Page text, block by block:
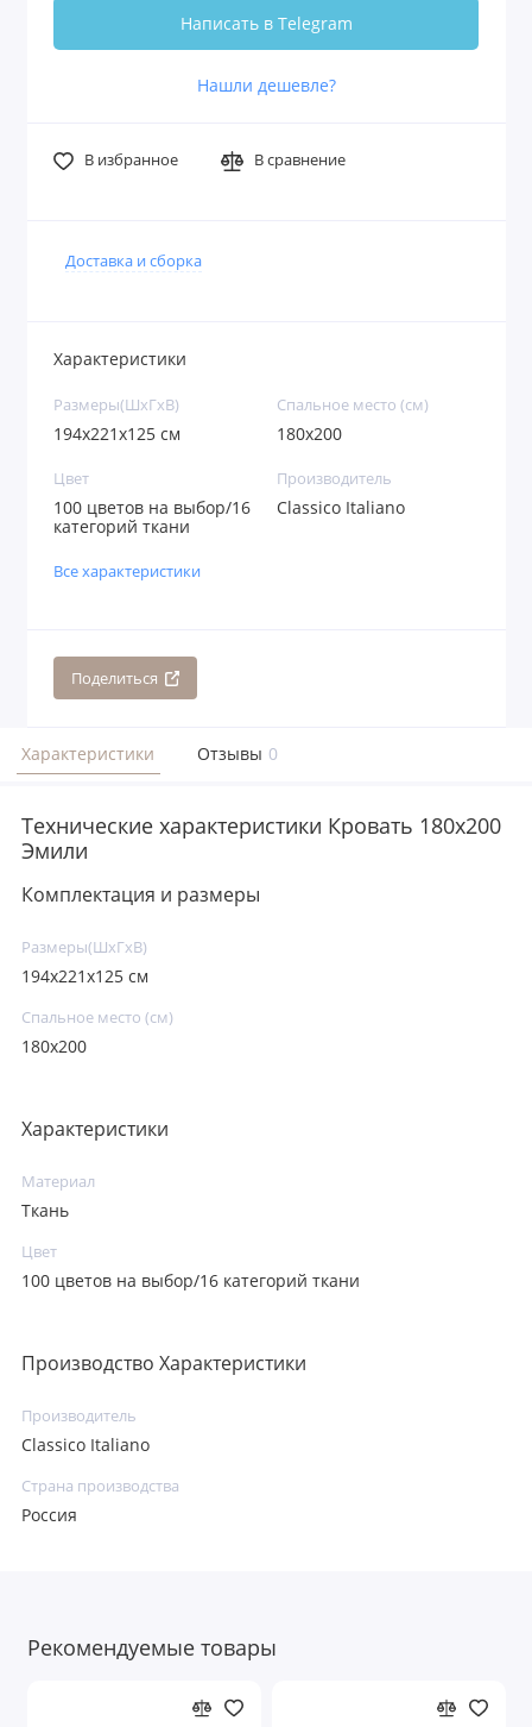
Написать в Telegram
Нашли дешевле?
В избранное В сравнение
Доставка и сборка
Характеристики
Размеры(ШxГxВ)
194x221x125 см
Спальное место (см)
180х200
Цвет
100 цветов на выбор/16
категорий ткани
Производитель
Classico Italiano
Все характеристики
Поделиться
Характеристики Отзывы 0
Технические характеристики Кровать 180x200
Эмили
Комплектация и размеры
Размеры(ШxГxВ)
194x221x125 см
Спальное место (см)
180х200
Характеристики
Материал
Ткань
Цвет
100 цветов на выбор/16 категорий ткани
Производство Характеристики
Производитель
Classico Italiano
Страна производства
Россия
Рекомендуемые товары